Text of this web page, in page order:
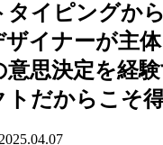
タイピングか
ザイナーが主
意思決定を経
トだからこそ
2025.04.07